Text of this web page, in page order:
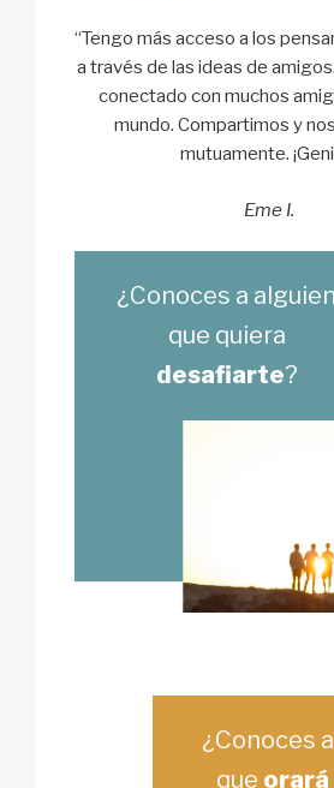
“Tengo más acceso a los
a través de las ideas de
conectado con muchos
mundo. Compartimos y
mutuamente.
Eme I.
¿Conoces a alguien
que quiera
desafiarte?
¿Conoces
que orará